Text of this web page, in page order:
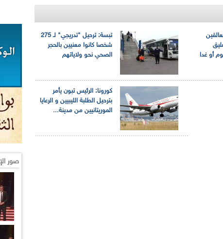
تبسة: ترحيل "تدريجي" لـ 275
شخصا كانوا معنيين بالحجر
الصحي نحو ولاياتهم
أو غدا
كورونا: الرئيس تبون يأمر
بترحيل الطلبة الليبيين و الرعايا
الموريتانيين من مدينة...
صور